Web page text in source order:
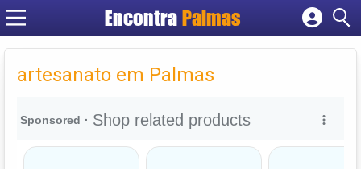
Encontra Palmas
Cadastrar empresa
Criar conta
artesanato em Palmas